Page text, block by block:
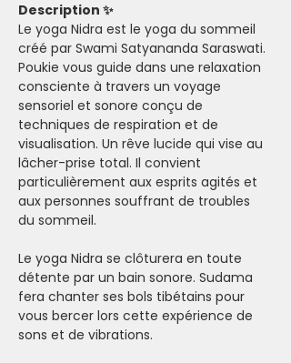
Description ✨
Le yoga Nidra est le yoga du sommeil
créé par Swami Satyananda Saraswati.
Poukie vous guide dans une relaxation
consciente à travers un voyage
sensoriel et sonore conçu de
techniques de respiration et de
visualisation. Un rêve lucide qui vise au
lâcher-prise total. Il convient
particulièrement aux esprits agités et
aux personnes souffrant de troubles
du sommeil.
Le yoga Nidra se clôturera en toute
détente par un bain sonore. Sudama
fera chanter ses bols tibétains pour
vous bercer lors cette expérience de
sons et de vibrations.